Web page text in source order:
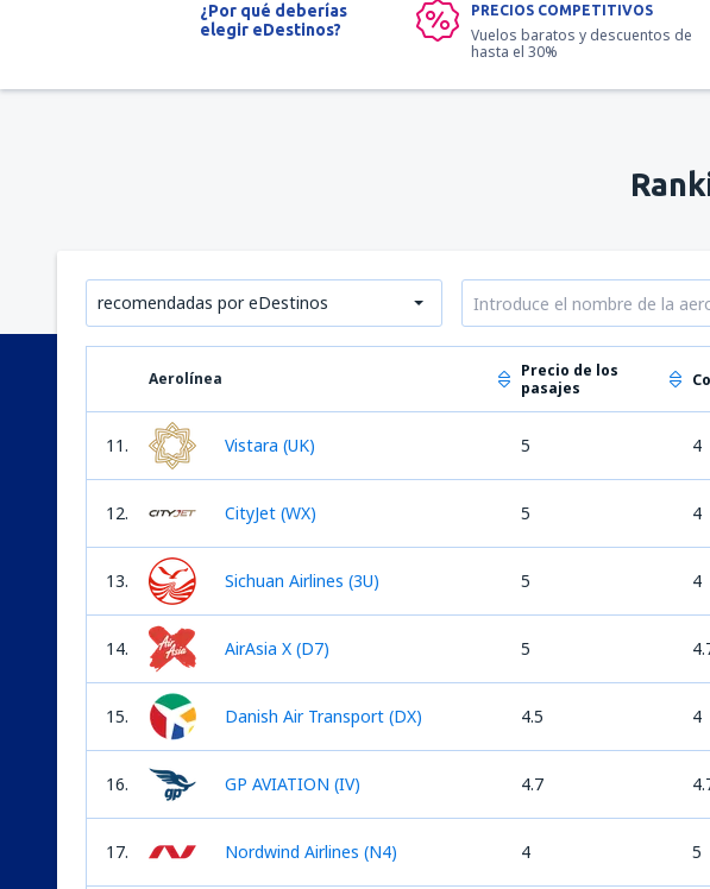
¿Por qué deberías
elegir eDestinos?
PRECIOS COMPETITIVOS
Vuelos baratos y descuentos de
hasta el 30%
recomendadas por eDestinos
Aerolínea
Precio de los
pasajes
11. Vistara (UK) 5 4
12. CityJet (WX) 5 4
13. Sichuan Airlines (3U) 5 4
14. AirAsia X (D7) 5
15. Danish Air Transport (DX) 4.5 4
16. GP AVIATION (IV) 4.7
17. Nordwind Airlines (N4) 4 5